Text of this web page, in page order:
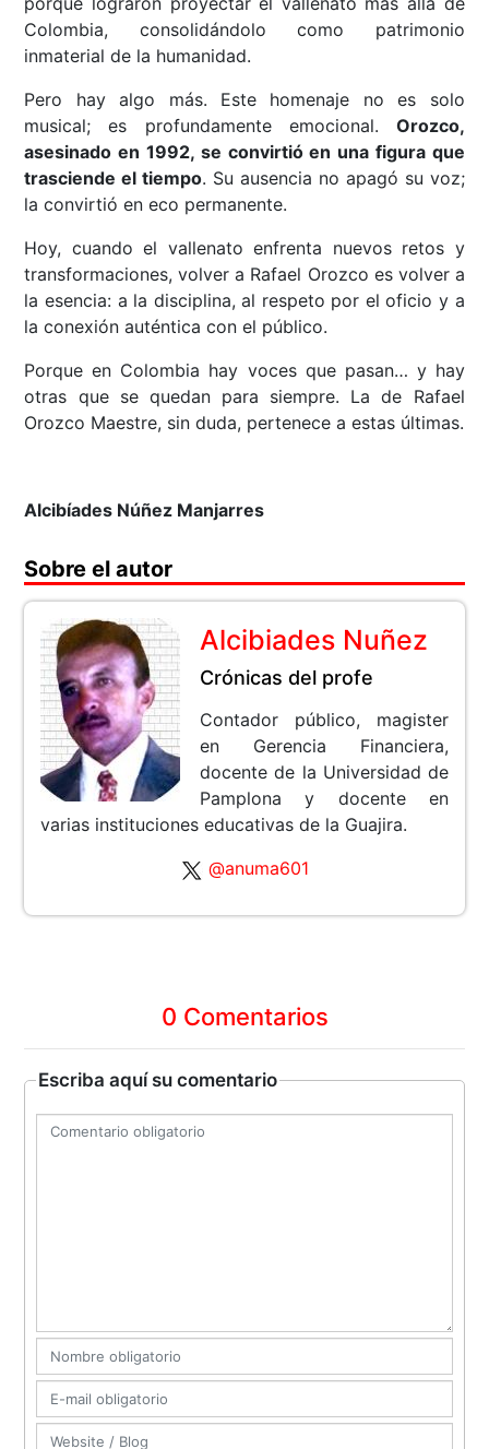
Colombia, consolidándolo como patrimonio
inmaterial de la humanidad.
Pero hay algo más. Este homenaje no es solo
musical; es profundamente emocional. Orozco,
asesinado en 1992, se convirtió en una figura que
trasciende el tiempo. Su ausencia no apagó su voz;
la convirtió en eco permanente.
Hoy, cuando el vallenato enfrenta nuevos retos y
transformaciones, volver a Rafael Orozco es volver a
la esencia: a la disciplina, al respeto por el oficio y a
la conexión auténtica con el público.
Porque en Colombia hay voces que pasan… y hay
otras que se quedan para siempre. La de Rafael
Orozco Maestre, sin duda, pertenece a estas últimas.
Alcibíades Núñez Manjarres
Sobre el autor
Alcibiades Nuñez
Crónicas del profe
Contador público, magister
en Gerencia Financiera,
docente de la Universidad de
Pamplona y docente en
varias instituciones educativas de la Guajira.
@anuma601
0 Comentarios
Escriba aquí su comentario